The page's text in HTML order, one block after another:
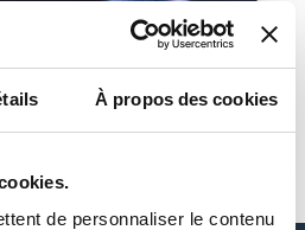
À propos des cookies
de personnaliser le contenu